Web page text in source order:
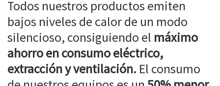
Todos nuestros productos emiten
bajos niveles de calor de un modo
silencioso, consiguiendo el máximo
ahorro en consumo eléctrico,
extracción y ventilación. El consumo